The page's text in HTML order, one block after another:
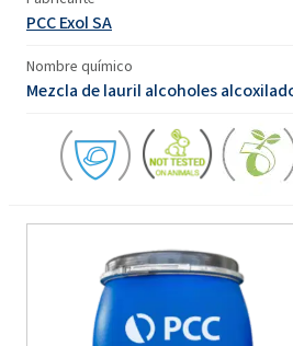
PCC Exol SA
Nombre químico
Mezcla de lauril alcoholes